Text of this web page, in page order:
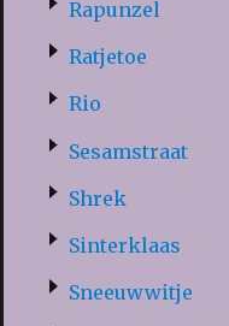
Rapunzel
Ratjetoe
Rio
Sesamstraat
Shrek
Sinterklaas
Sneeuwwitje